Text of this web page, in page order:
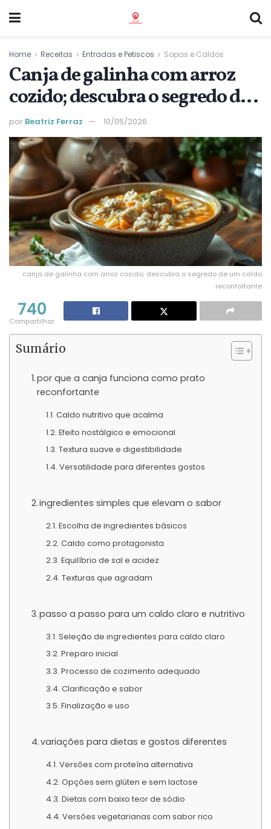
Home Receitas Entradas e Petiscos Sopas e Caldos
Canja de galinha com arroz
cozido; descubra o segredo de
um caldo reconfortante
por Beatriz Ferraz 10/05/2026
canja de galinha com arroz cozido; descubra o segredo de um caldo
reconfortante
740
Compartilhar
Sumário
por que a canja funciona como prato
reconfortante
Caldo nutritivo que acalma
Efeito nostálgico e emocional
Textura suave e digestibilidade
Versatilidade para diferentes gostos
ingredientes simples que elevam o sabor
Escolha de ingredientes básicos
Caldo como protagonista
Equilíbrio de sal e acidez
Texturas que agradam
passo a passo para um caldo claro e nutritivo
Seleção de ingredientes para caldo claro
Preparo inicial
Processo de cozimento adequado
Clarificação e sabor
Finalização e uso
variações para dietas e gostos diferentes
Versões com proteína alternativa
Opções sem glúten e sem lactose
Dietas com baixo teor de sódio
Versões vegetarianas com sabor rico